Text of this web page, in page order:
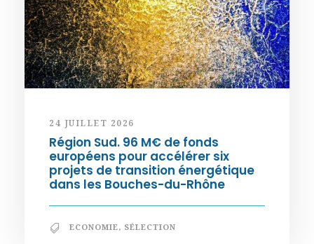
24 JUILLET 2026
Région Sud. 96 M€ de fonds
européens pour accélérer six
projets de transition énergétique
dans les Bouches-du-Rhône
ECONOMIE, SÉLECTION